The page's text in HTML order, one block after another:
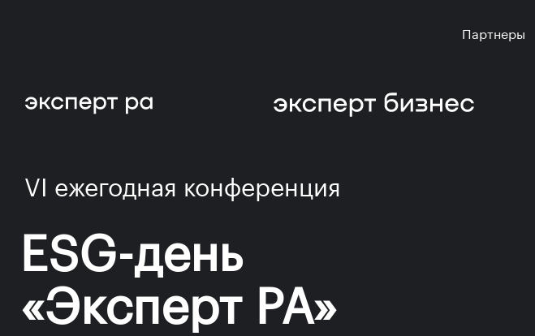
Партнеры
VI ежегодная конференция
ESG-день
«Эксперт РА»